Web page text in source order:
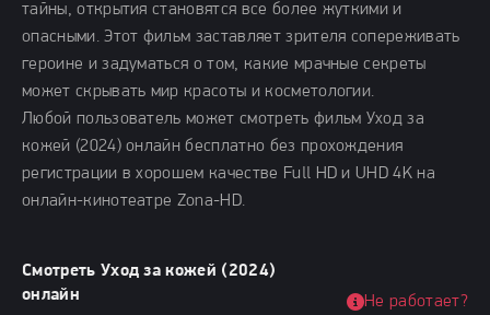
тайны, открытия становятся все более жуткими и
опасными. Этот фильм заставляет зрителя сопереживать
героине и задуматься о том, какие мрачные секреты
может скрывать мир красоты и косметологии.
Любой пользователь может смотреть фильм Уход за
кожей (2024) онлайн бесплатно без прохождения
регистрации в хорошем качестве Full HD и UHD 4K на
онлайн-кинотеатре Zona-HD.
Смотреть Уход за кожей (2024)
онлайн
Не работает?